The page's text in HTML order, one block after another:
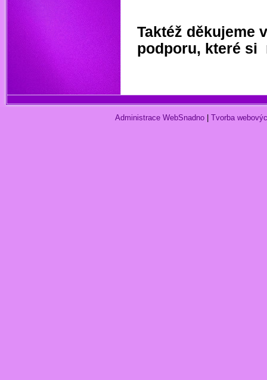
Taktéž děkujeme
podporu, které si
Administrace WebSnadno Tvorba